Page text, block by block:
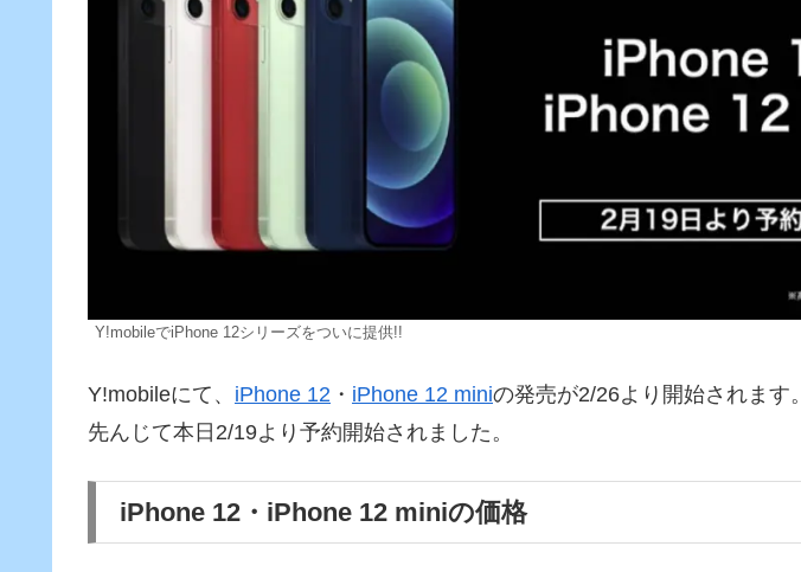
Y!mobileでiPhone 12シリーズをついに提供!!
Y!mobileにて、 iPhone 12 ・ iPhone 12 miniの発売が2/26より開始されます。
先んじて本日2/19より予約開始されました。
iPhone 12・iPhone 12 miniの価格